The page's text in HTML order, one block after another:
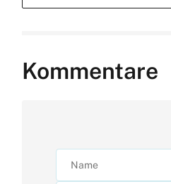
Kommentare